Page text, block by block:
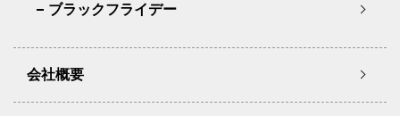
ブラックフライデー
会社概要